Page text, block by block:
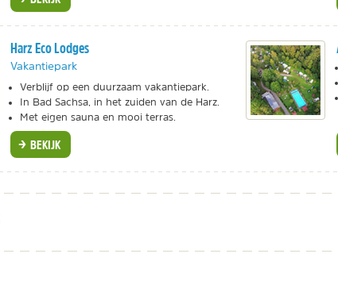
Harz Eco Lodges
Vakantiepark
Verblijf op een duurzaam vakantiepark.
In Bad Sachsa, in het zuiden van de Harz.
Met eigen sauna en mooi terras.
BEKIJK
OP WHATSAPP